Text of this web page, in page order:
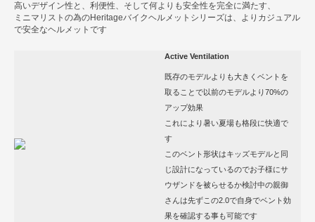
高いデザイン性と、利便性、そして何よりも安全性を完全に満たす、
ミニマリストの為のHeritageバイクヘルメットシリーズは、よりカジュアル
で安全なヘルメットです
Active Ventilation
既存のモデルよりも大きくベントを
取ることで以前のモデルより70%の
アップ効果
これにより暑い夏場も格段に快適で
す
このベント形状はキッズモデルと同
じ設計になっているのでお子様にサ
ウザンドを被らせるか検討中の親御
さんは先ずこの2.0で自身でベント効
果を確認する事も可能です